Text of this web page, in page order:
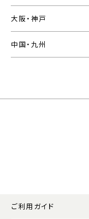
大阪・神戸
中国・九州
ご利用ガイド